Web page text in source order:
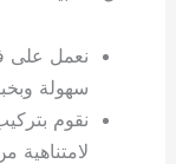
نعمل على
سهولة
نقوم
لامتناهية